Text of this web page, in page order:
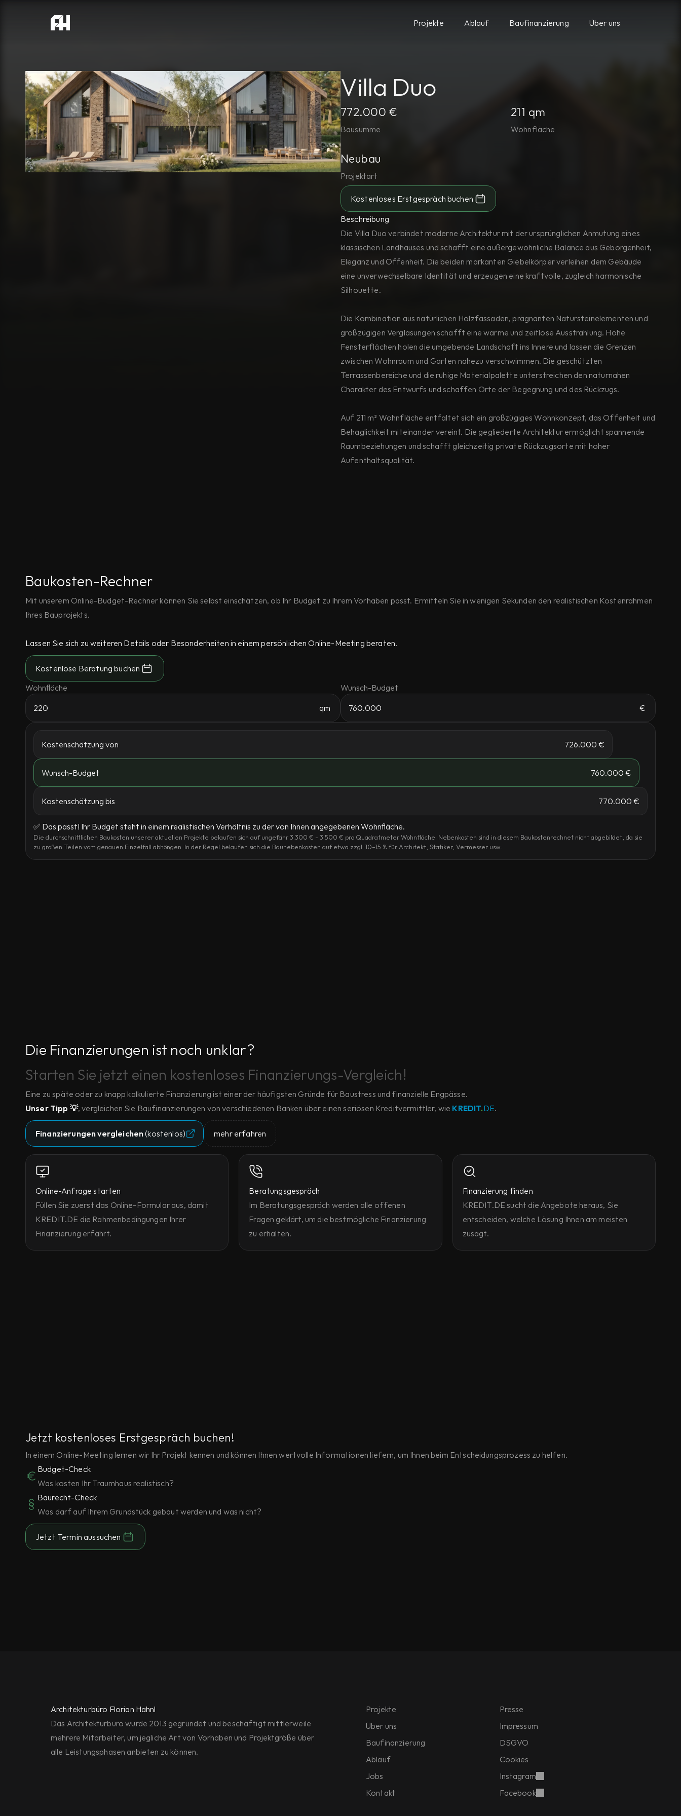
Projekte Ablauf Baufinanzierung Über uns
Villa Duo
772.000 €
Bausumme
211 qm
Wohnfläche
Neubau
Projektart
Kostenloses Erstgespräch buchen
Beschreibung
Die Villa Duo verbindet moderne Architektur mit der ursprünglichen Anmutung eines
klassischen Landhauses und schafft eine außergewöhnliche Balance aus Geborgenheit,
Eleganz und Offenheit. Die beiden markanten Giebelkörper verleihen dem Gebäude
eine unverwechselbare Identität und erzeugen eine kraftvolle, zugleich harmonische
Silhouette.
Die Kombination aus natürlichen Holzfassaden, prägnanten Natursteinelementen und
großzügigen Verglasungen schafft eine warme und zeitlose Ausstrahlung. Hohe
Fensterflächen holen die umgebende Landschaft ins Innere und lassen die Grenzen
zwischen Wohnraum und Garten nahezu verschwimmen. Die geschützten
Terrassenbereiche und die ruhige Materialpalette unterstreichen den naturnahen
Charakter des Entwurfs und schaffen Orte der Begegnung und des Rückzugs.
Auf 211 m² Wohnfläche entfaltet sich ein großzügiges Wohnkonzept, das Offenheit und
Behaglichkeit miteinander vereint. Die gegliederte Architektur ermöglicht spannende
Raumbeziehungen und schafft gleichzeitig private Rückzugsorte mit hoher
Aufenthaltsqualität.
Wohnfläche
qm
Wunsch-Budget
€
Kostenschätzung von 726.000 €
Wunsch-Budget 760.000 €
Kostenschätzung bis 770.000 €
✅ Das passt! Ihr Budget steht in einem realistischen Verhältnis zu der von Ihnen angegebenen Wohnfläche.
Die durchschnittlichen Baukosten unserer aktuellen Projekte belaufen sich auf ungefähr 3.300 € - 3.500 € pro Quadratmeter Wohnfläche. Nebenkosten sind in diesem Baukostenrechnet nicht abgebildet, da sie
zu großen Teilen vom genauen Einzelfall abhöngen. In der Regel belaufen sich die Baunebenkosten auf etwa zzgl. 10–15 % für Architekt, Statiker, Vermesser usw.
Baukosten-Rechner
Mit unserem Online-Budget-Rechner können Sie selbst einschätzen, ob Ihr Budget zu Ihrem Vorhaben passt. Ermitteln Sie in wenigen Sekunden den realistischen Kostenrahmen
Ihres Bauprojekts.
Lassen Sie sich zu weiteren Details oder Besonderheiten in einem persönlichen Online-Meeting beraten.
Kostenlose Beratung buchen
Die Finanzierungen ist noch unklar?
Starten Sie jetzt einen kostenloses Finanzierungs-Vergleich!
Eine zu späte oder zu knapp kalkulierte Finanzierung ist einer der häufigsten Gründe für Baustress und finanzielle Engpässe.
Unser Tipp 💡, vergleichen Sie Baufinanzierungen von verschiedenen Banken über einen seriösen Kreditvermittler, wie KREDIT.DE.
Finanzierungen vergleichen (kostenlos) mehr erfahren
Online-Anfrage starten
Füllen Sie zuerst das Online-Formular aus, damit
KREDIT.DE die Rahmenbedingungen Ihrer
Finanzierung erfährt.
Beratungsgespräch
Im Beratungsgespräch werden alle offenen
Fragen geklärt, um die bestmögliche Finanzierung
zu erhalten.
Finanzierung finden
KREDIT.DE sucht die Angebote heraus, Sie
entscheiden, welche Lösung Ihnen am meisten
zusagt.
Jetzt kostenloses Erstgespräch buchen!
In einem Online-Meeting lernen wir Ihr Projekt kennen und können Ihnen wertvolle Informationen liefern, um Ihnen beim Entscheidungsprozess zu helfen.
Budget-Check
Was kosten Ihr Traumhaus realistisch?
Baurecht-Check
Was darf auf Ihrem Grundstück gebaut werden und was nicht?
Jetzt Termin aussuchen
Architekturbüro Florian Hahnl
Das Architekturbüro wurde 2013 gegründet und beschäftigt mittlerweile
mehrere Mitarbeiter, um jegliche Art von Vorhaben und Projektgröße über
alle Leistungsphasen anbieten zu können.
Projekte
Presse
Über uns
Impressum
Baufinanzierung
DSGVO
Ablauf
Cookies
Jobs
Instagram
Kontakt
Facebook